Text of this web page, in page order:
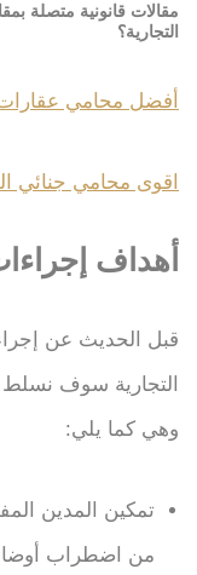
مقالات قانونية متصلة
التجارية؟
أفضل محامي
اقوى محامي جنائي
أهداف
قبل الحديث عن
التجارية سوف
وهي كما يلي:
تمكين المدين
من اضطراب